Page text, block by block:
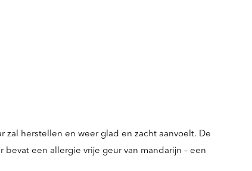
herstellen en weer glad en zacht aanvoelt. De
een allergie vrije geur van mandarijn – een